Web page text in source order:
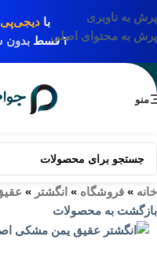
پرش به ناوبری
پرش به محتوای اصلی
بادیجی‌پی
۴ قسط
بدون
منو
خانه » فروشگاه » انگشتر »
بازگشت به محصولات